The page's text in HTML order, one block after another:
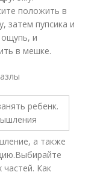
положить в
затем пупсика и
и
в мешке.
а также
частей. Как